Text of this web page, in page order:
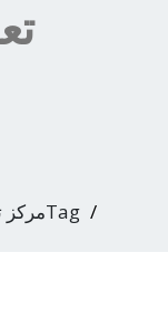
Tagمرکز تخصصیی تعمیر تلویزیون سونی در قم